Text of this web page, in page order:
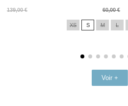
139,00 €
Prix
60,00 €
Prix
XS S M L
Voir +